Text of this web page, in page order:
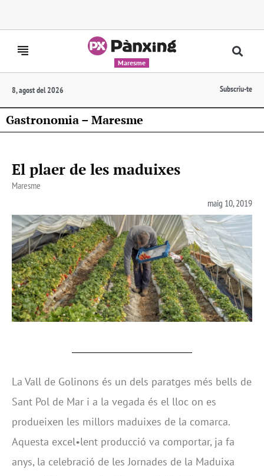
Maresme
8, agost del 2026 Subscriu-te
Gastronomia – Maresme
El plaer de les maduixes
Maresme
maig 10, 2019
La Vall de Golinons és un dels paratges més bells de
Sant Pol de Mar i a la vegada és el lloc on es
produeixen les millors maduixes de la comarca.
Aquesta excel•lent producció va comportar, ja fa
anys, la celebració de les Jornades de la Maduixa